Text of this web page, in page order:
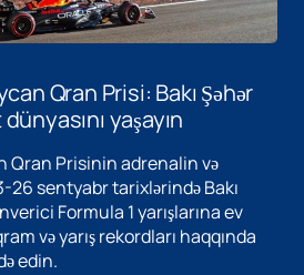
Qran Prisi: Bakı Şəhər
yaşayın
Qran Prisinin adrenalin və
26 sentyabr tarixlərində Bakı
Formula 1 yarışlarına ev
və yarış rekordları haqqında
edin.